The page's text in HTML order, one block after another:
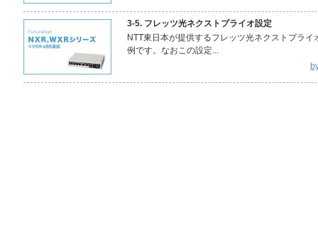
3-5. フレッツ光ネクストプライオ設定
NTT東日本が提供するフレッツ光ネクストプラ
例です。なおこの設定...